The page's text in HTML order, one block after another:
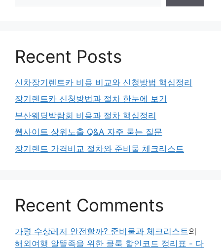
Recent Posts
신차장기렌트카 비용 비교와 신청방법 핵심정리
장기렌트카 신청방법과 절차 한눈에 보기
부산웨딩박람회 비용과 절차 핵심정리
웹사이트 상위노출 Q&A 자주 묻는 질문
장기렌트 가격비교 절차와 준비물 체크리스트
Recent Comments
가평 수상레저 안전할까? 준비물과 체크리스트 의
해외여행 알뜰족을 위한 클룩 할인코드 정리표 - 다